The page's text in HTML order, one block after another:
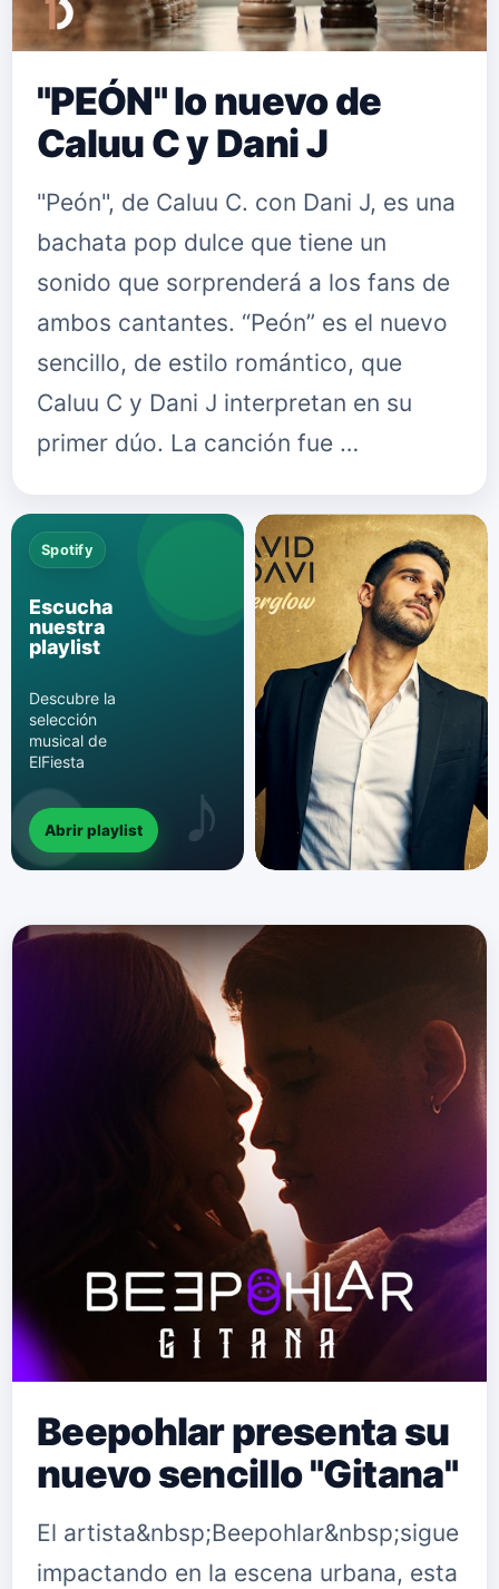
"PEÓN" lo nuevo de
Caluu C y Dani J
"Peón", de Caluu C. con Dani J, es una
bachata pop dulce que tiene un
sonido que sorprenderá a los fans de
ambos cantantes. “Peón” es el nuevo
sencillo, de estilo romántico, que
Caluu C y Dani J interpretan en su
primer dúo. La canción fue …
Spotify
Escucha
nuestra
playlist
Descubre la
selección
musical de
ElFiesta
Abrir playlist
Beepohlar presenta su
nuevo sencillo "Gitana"
El artista&nbsp;Beepohlar&nbsp;sigue
impactando en la escena urbana, esta